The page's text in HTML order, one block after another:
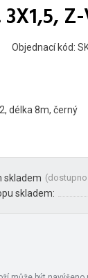
3X1,5,
Objednací kód:
délka 8m, černý
skladem (
skladem: